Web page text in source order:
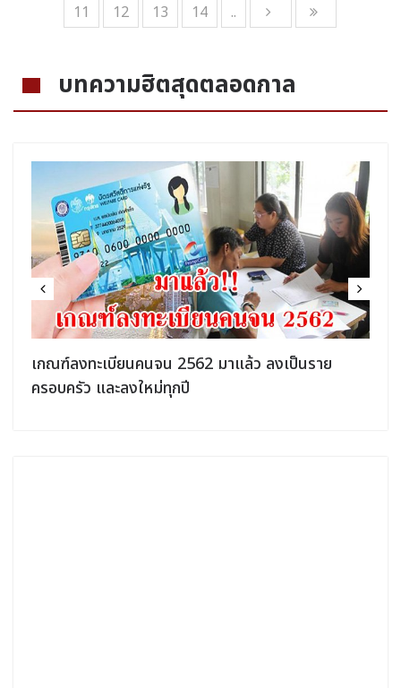
11
12 13 14 ..
บทความฮิตสุดตลอดกาล
เกณฑ์ลงทะเบียนคนจน 2562 มาแล้ว ลงเป็นราย
ครอบครัว และลงใหม่ทุกปี